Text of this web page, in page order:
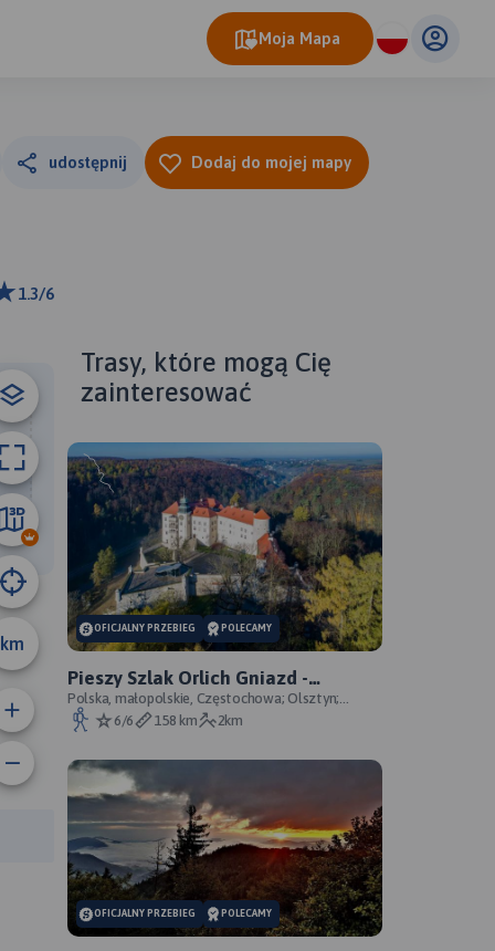
Moja Mapa
udostępnij Dodaj do mojej mapy
1.3/6
km
km
trasy:
Trasy, które mogą Cię
zainteresować
OFICJALNY PRZEBIEG POLECAMY
Pieszy Szlak Orlich Gniazd -
oficjalny przebieg szlaku
Polska, małopolskie, Częstochowa; Olsztyn;
Mirów; Bobolice; Morsko; Ogrodzieniec; Pilica;
Smoleń; By
6/6 158 km 2km
OFICJALNY PRZEBIEG POLECAMY